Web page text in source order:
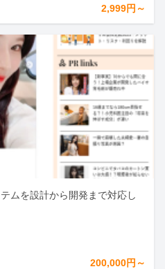
2,999円～
ムを設計から開発まで対応し
200,000円～